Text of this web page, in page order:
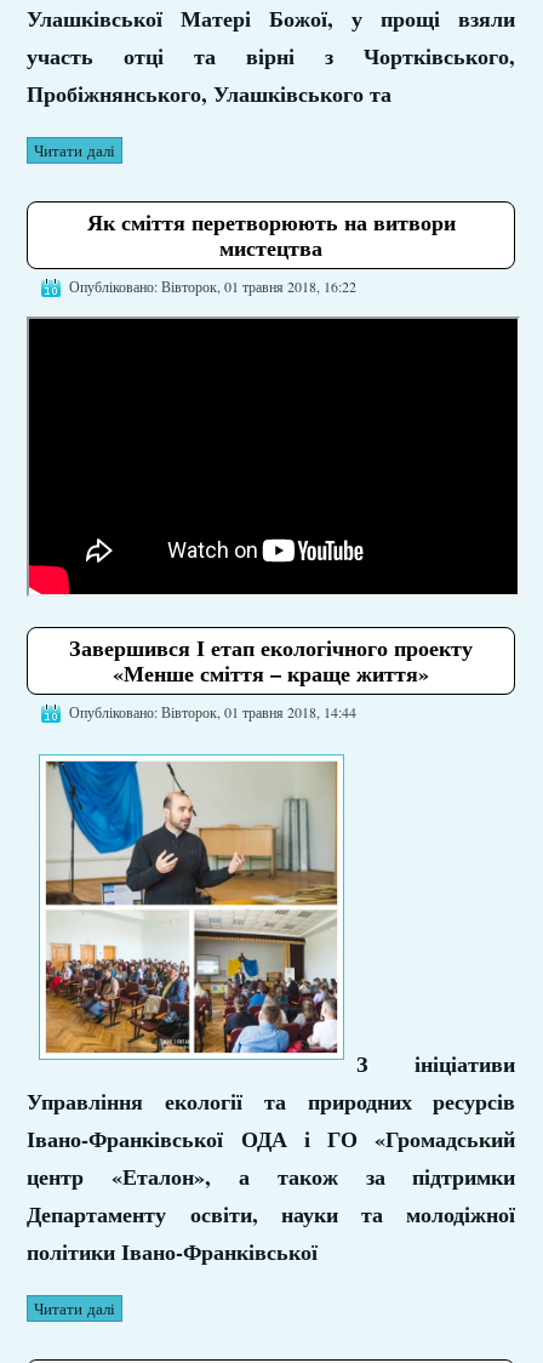
Улашківської Матері Божої, у прощі взяли
участь отці та вірні з Чортківського,
Пробіжнянського, Улашківського та
Читати далі
Як сміття перетворюють на витвори
мистецтва
Опубліковано: Вівторок, 01 травня 2018, 16:22
Завершився І етап екологічного проекту
«Менше сміття – краще життя»
Опубліковано: Вівторок, 01 травня 2018, 14:44
З ініціативи
Управління екології та природних ресурсів
Івано-Франківської ОДА і ГО «Громадський
центр «Еталон», а також за підтримки
Департаменту освіти, науки та молодіжної
політики Івано-Франківської
Читати далі